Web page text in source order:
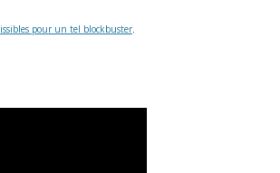
pour un tel blockbuster.